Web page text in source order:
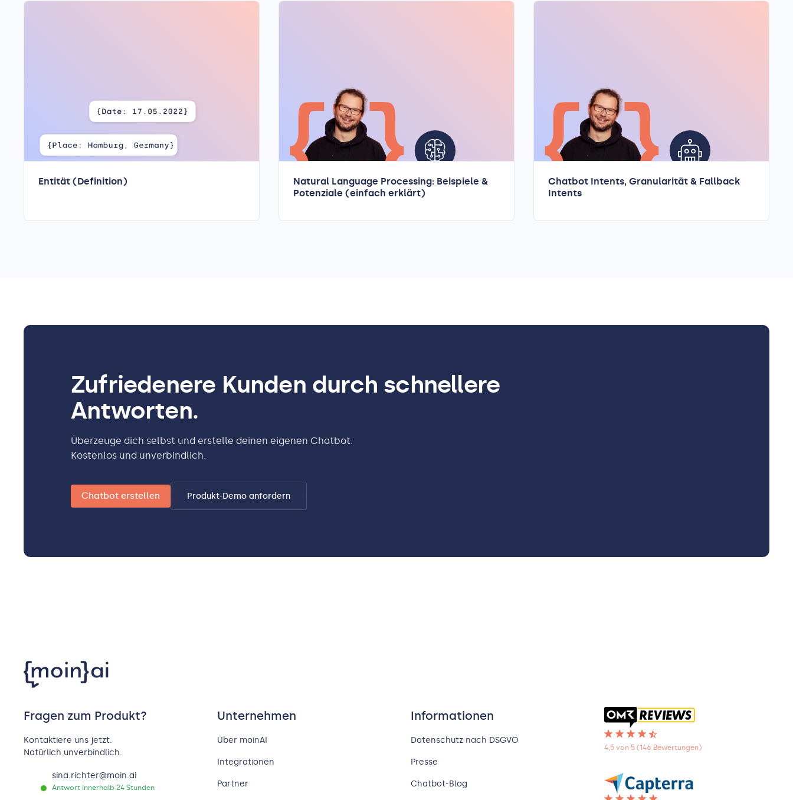
Entität (Definition)
Natural Language Processing: Beispiele &
Potenziale (einfach erklärt)
Chatbot Intents, Granularität & Fallback
Intents
Zufriedenere Kunden durch schnellere
Antworten.
Überzeuge dich selbst und erstelle deinen eigenen Chatbot.
Kostenlos und unverbindlich.
Chatbot erstellen Produkt-Demo anfordern
Fragen zum Produkt?
Kontaktiere uns jetzt.
Natürlich unverbindlich.
sina.richter@moin.ai
Antwort innerhalb 24 Stunden
Unternehmen
Über moinAI
Integrationen
Partner
Informationen
Datenschutz nach DSGVO
Presse
Chatbot-Blog
4,5 von 5 (146 Bewertungen)